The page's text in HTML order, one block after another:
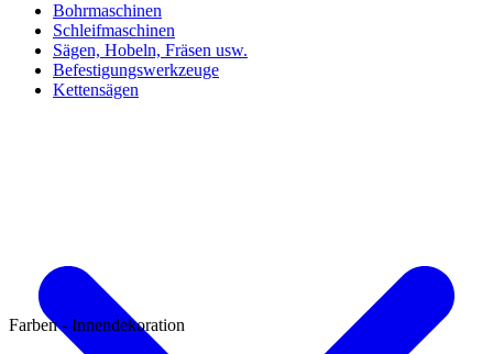
Bohrmaschinen
Schleifmaschinen
Sägen, Hobeln, Fräsen usw.
Befestigungswerkzeuge
Kettensägen
Farben - Innendekoration